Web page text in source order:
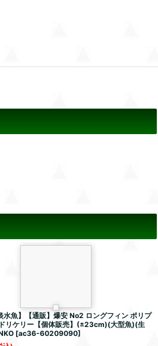
水魚】【通販】爆安 No2 ロングフィン ポリプ
リケリー【個体販売】(±23cm)(大型魚)(生
[ac36-60209090]